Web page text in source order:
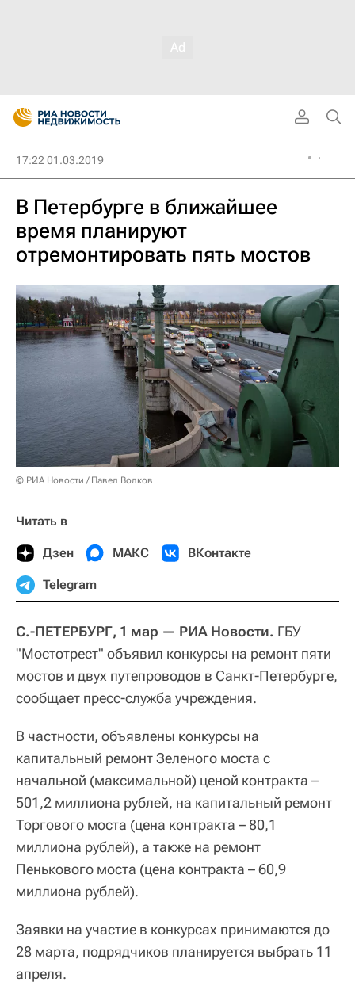
17:22 01.03.2019
В Петербурге в ближайшее
время планируют
отремонтировать пять мостов
© РИА Новости / Павел Волков
Читать в
Дзен МАКС ВКонтакте
Telegram
С.-ПЕТЕРБУРГ, 1 мар — РИА Новости. ГБУ
"Мостотрест" объявил конкурсы на ремонт пяти
мостов и двух путепроводов в Санкт-Петербурге,
сообщает пресс-служба учреждения.
В частности, объявлены конкурсы на
капитальный ремонт Зеленого моста с
начальной (максимальной) ценой контракта –
501,2 миллиона рублей, на капитальный ремонт
Торгового моста (цена контракта – 80,1
миллиона рублей), а также на ремонт
Пенькового моста (цена контракта – 60,9
миллиона рублей).
Заявки на участие в конкурсах принимаются до
28 марта, подрядчиков планируется выбрать 11
апреля.